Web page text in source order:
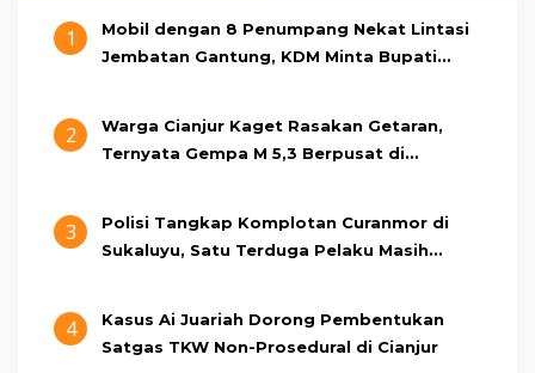
1
Mobil dengan 8 Penumpang Nekat Lintasi
Jembatan Gantung, KDM Minta Bupati
2
Warga Cianjur Kaget Rasakan Getaran,
Ternyata Gempa M 5,3 Berpusat di
3
Polisi Tangkap Komplotan Curanmor di
Sukaluyu, Satu Terduga Pelaku Masih
4
Kasus Ai Juariah Dorong Pembentukan
Satgas TKW Non-Prosedural di Cianjur